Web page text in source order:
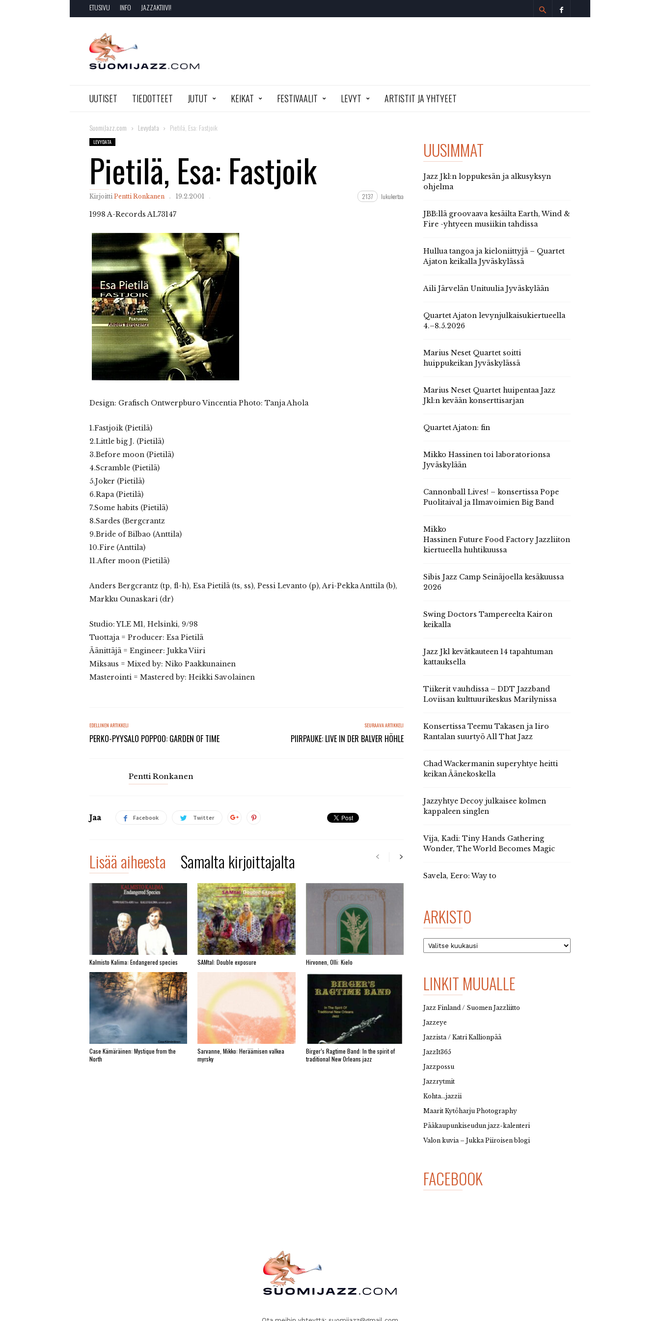
ETUSIVU INFO JAZZAKTIIVI!
SuomiJazz.com
UUTISET TIEDOTTEET JUTUT KEIKAT FESTIVAALIT LEVYT ARTISTIT JA YHTYEET
SuomiJazz.com Levydata Pietilä, Esa: Fastjoik
LEVYDATA
Pietilä, Esa: Fastjoik
Kirjoitti Pentti Ronkanen 19.2.2001 2137 lukukertaa
1998A-Records AL73147
Design: Grafisch Ontwerpburo Vincentia Photo: Tanja Ahola
1.Fastjoik (Pietilä)
2.Little big J. (Pietilä)
3.Before moon (Pietilä)
4.Scramble (Pietilä)
5.Joker (Pietilä)
6.Rapa (Pietilä)
7.Some habits (Pietilä)
8.Sardes (Bergcrantz
9.Bride of Bilbao (Anttila)
10.Fire (Anttila)
11.After moon (Pietilä)
Anders Bergcrantz (tp, fl-h), Esa Pietilä (ts, ss), Pessi Levanto (p), Ari-Pekka Anttila (b),
Markku Ounaskari (dr)
Studio: YLE M1, Helsinki, 9/98
Tuottaja = Producer: Esa Pietilä
Äänittäjä = Engineer: Jukka Viiri
Miksaus = Mixed by: Niko Paakkunainen
Masterointi = Mastered by: Heikki Savolainen
EDELLINEN ARTIKKELI
PERKO-PYYSALO POPPOO: GARDEN OF TIME
SEURAAVA ARTIKKELI
PIIRPAUKE: LIVE IN DER BALVER HÖHLE
Pentti Ronkanen
Jaa Facebook Twitter
Lisää aiheesta Samalta kirjoittajalta
Kalmisto Kalima: Endangered species SAMtal: Double exposure Hirvonen, Olli: Kielo
Case Kämäräinen: Mystique from the
North
Sarvanne, Mikko: Heräämisen valkea
myrsky
Birger’s Ragtime Band: In the spirit of
traditional New Orleans jazz
UUSIMMAT
Jazz Jkl:n loppukesän ja alkusyksyn
ohjelma
JBB:llä groovaava kesäilta Earth, Wind &
Fire -yhtyeen musiikin tahdissa
Hullua tangoa ja kieloniittyjä – Quartet
Ajaton keikalla Jyväskylässä
Aili Järvelän Unituulia Jyväskylään
Quartet Ajaton levynjulkaisukiertueella
4.–8.5.2026
Marius Neset Quartet soitti
huippukeikan Jyväskylässä
Marius Neset Quartet huipentaa Jazz
Jkl:n kevään konserttisarjan
Quartet Ajaton: fin
Mikko Hassinen toi laboratorionsa
Jyväskylään
Cannonball Lives! – konsertissa Pope
Puolitaival ja Ilmavoimien Big Band
Mikko
Hassinen Future Food Factory Jazzliiton
kiertueella huhtikuussa
Sibis Jazz Camp Seinäjoella kesäkuussa
2026
Swing Doctors Tampereelta Kairon
keikalla
Jazz Jkl kevätkauteen 14 tapahtuman
kattauksella
Tiikerit vauhdissa – DDT Jazzband
Loviisan kulttuurikeskus Marilynissa
Konsertissa Teemu Takasen ja Iiro
Rantalan suurtyö All That Jazz
Chad Wackermanin superyhtye heitti
keikan Äänekoskella
Jazzyhtye Decoy julkaisee kolmen
kappaleen singlen
Vija, Kadi: Tiny Hands Gathering
Wonder, The World Becomes Magic
Savela, Eero: Way to
ARKISTO
Arkisto
LINKIT MUUALLE
Jazz Finland / Suomen Jazzliitto
Jazzeye
Jazzista / Katri Kallionpää
JazzIt365
Jazzpossu
Jazzrytmit
Kohta…jazzii
Maarit Kytöharju Photography
Pääkaupunkiseudun jazz-kalenteri
Valon kuvia – Jukka Piiroisen blogi
FACEBOOK